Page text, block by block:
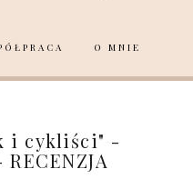
O MNIE
i cykliści" -